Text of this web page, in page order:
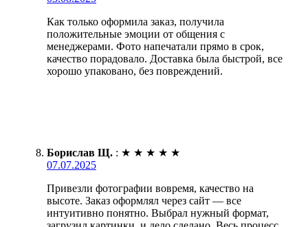
Как только оформила заказ, получила
положительные эмоции от общения с
менеджерами. Фото напечатали прямо в срок,
качество порадовало. Доставка была быстрой, все
хорошо упаковано, без повреждений.
Борислав Щ. : ★ ★ ★ ★ ★
07.07.2025
Привезли фотографии вовремя, качество на
высоте. Заказ оформлял через сайт — все
интуитивно понятно. Выбрал нужный формат,